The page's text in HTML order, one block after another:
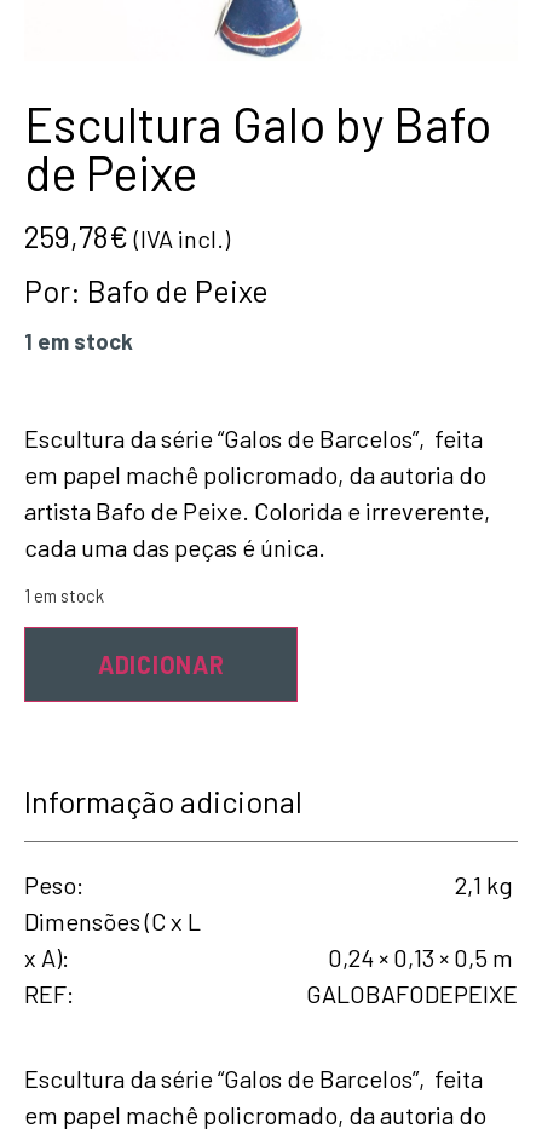
Escultura Galo by Bafo
de Peixe
259,78€ (IVA incl.)
Por: Bafo de Peixe
1 em stock
Escultura da série “Galos de Barcelos”, feita
em papel machê policromado, da autoria do
artista Bafo de Peixe. Colorida e irreverente,
cada uma das peças é única.
1 em stock
ADICIONAR
Informação adicional
Peso
2,1 kg
Dimensões (C x L
x A)
0,24 × 0,13 × 0,5 m
REF
GALOBAFODEPEIXE
Escultura da série “Galos de Barcelos”, feita
em papel machê policromado, da autoria do